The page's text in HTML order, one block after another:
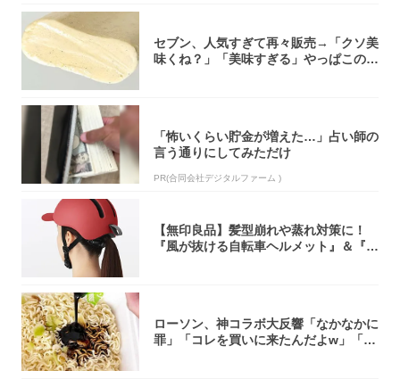
セブン、人気すぎて再々販売→「クソ美
味くね？」「美味すぎる」やっぱこのク
「怖いくらい貯金が増えた…」占い師の
言う通りにしてみただけ
PR(合同会社デジタルファーム )
【無印良品】髪型崩れや蒸れ対策に！
『風が抜ける自転車ヘルメット』＆『2
ローソン、神コラボ大反響「なかなかに
罪」「コレを買いに来たんだよw」「３